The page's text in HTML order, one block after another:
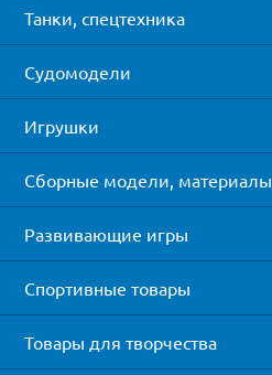
Танки, спецтехника
Судомодели
Игрушки
Сборные модели, материалы
Развивающие игры
Спортивные товары
Товары для творчества